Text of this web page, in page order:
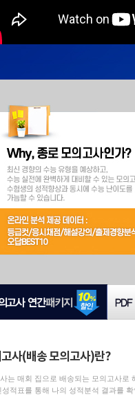
사(배송 모의고사)란?
는 매회 집으로 배송되는 모의고사로
성적표를 통해 나의 성적분석 결과를